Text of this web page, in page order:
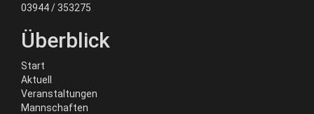
03944 / 353275
Überblick
Start
Aktuell
Veranstaltungen
Mannschaften